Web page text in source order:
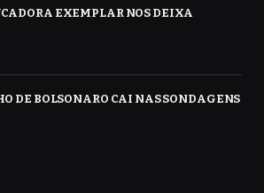
EXEMPLAR NOS DEIXA
DE BOLSONARO CAI NAS SONDAGENS